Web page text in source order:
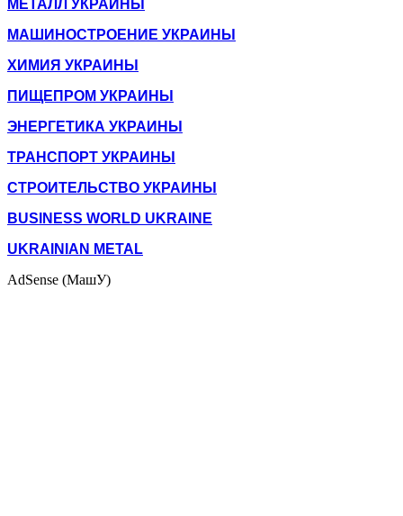
МЕТАЛЛ УКРАИНЫ
МАШИНОСТРОЕНИЕ УКРАИНЫ
ХИМИЯ УКРАИНЫ
ПИЩЕПРОМ УКРАИНЫ
ЭНЕРГЕТИКА УКРАИНЫ
ТРАНСПОРТ УКРАИНЫ
СТРОИТЕЛЬСТВО УКРАИНЫ
BUSINESS WORLD UKRAINE
UKRAINIAN METAL
AdSense (МашУ)